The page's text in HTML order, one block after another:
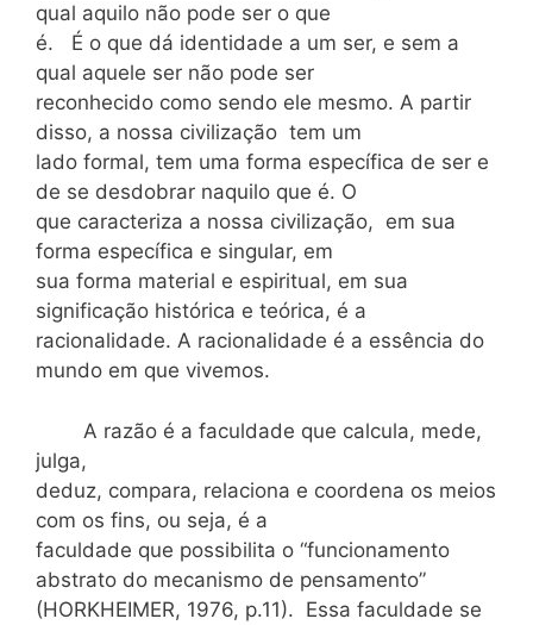
qual aquilo não pode ser o que
é. É o que dá identidade a um ser, e sem a
qual aquele ser não pode ser
reconhecido como sendo ele mesmo. A partir
disso, a nossa civilização tem um
lado formal, tem uma forma específica de ser e
de se desdobrar naquilo que é. O
que caracteriza a nossa civilização, em sua
forma específica e singular, em
sua forma material e espiritual, em sua
significação histórica e teórica, é a
racionalidade. A racionalidade é a essência do
mundo em que vivemos.
A razão é a faculdade que calcula, mede,
julga,
deduz, compara, relaciona e coordena os meios
com os fins, ou seja, é a
faculdade que possibilita o “funcionamento
abstrato do mecanismo de pensamento”
(HORKHEIMER, 1976, p.11). Essa faculdade se